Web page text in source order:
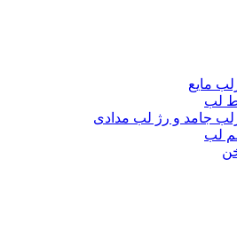
مایع
لب
جامد و رژ لب مدادی
لب